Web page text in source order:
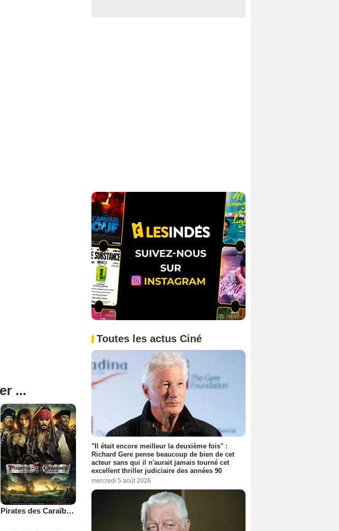
...
Pirates des Caraïbes : la Fontaine de Jouvence
Toutes les actus Ciné
"Il était encore meilleur la deuxième fois" :
Richard Gere pense beaucoup de bien de cet
acteur sans qui il n'aurait jamais tourné cet
excellent thriller judiciaire des années 90
mercredi 5 août 2026